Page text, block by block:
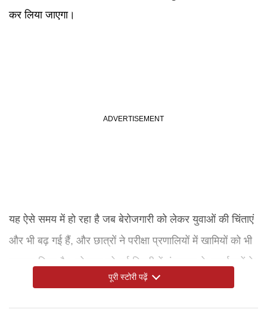
कर लिया जाएगा।
यह ऐसे समय में हो रहा है जब बेरोजगारी को लेकर युवाओं की चिंताएं
और भी बढ़ गई हैं, और छात्रों ने परीक्षा प्रणालियों में खामियों को भी
उजागर किया है। सोमवार को नई दिल्ली में मंत्रालय के कार्यालयों के
बाहर कुछ छात्र संघों द्वारा विरोध प्रदर्शन किए गए। पुलिस द्वारा
पूरी स्टोरी पढ़ें